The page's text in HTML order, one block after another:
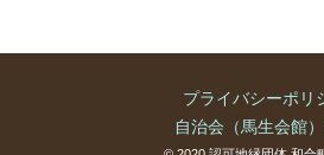
プライバシーポリ
自治会（馬生会館